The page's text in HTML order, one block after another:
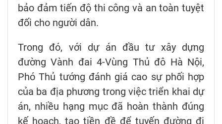
bảo đảm tiến độ thi công và an toàn tuyệt
đối cho người dân.
Trong đó, với dự án đầu tư xây dựng
đường Vành đai 4-Vùng Thủ đô Hà Nội,
Phó Thủ tướng đánh giá cao sự phối hợp
của ba địa phương trong việc triển khai dự
án, nhiều hạng mục đã hoàn thành đúng
kế hoạch, tạo tiền đề để tuyến đường đi